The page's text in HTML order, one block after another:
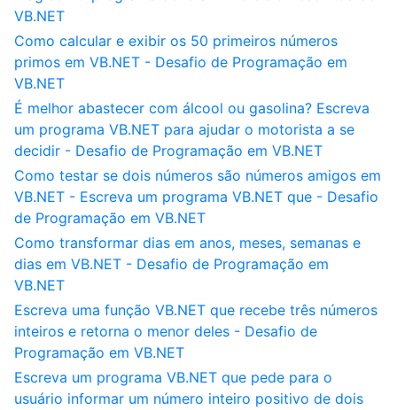
VB.NET
Como calcular e exibir os 50 primeiros números
primos em VB.NET - Desafio de Programação em
VB.NET
É melhor abastecer com álcool ou gasolina? Escreva
um programa VB.NET para ajudar o motorista a se
decidir - Desafio de Programação em VB.NET
Como testar se dois números são números amigos em
VB.NET - Escreva um programa VB.NET que - Desafio
de Programação em VB.NET
Como transformar dias em anos, meses, semanas e
dias em VB.NET - Desafio de Programação em
VB.NET
Escreva uma função VB.NET que recebe três números
inteiros e retorna o menor deles - Desafio de
Programação em VB.NET
Escreva um programa VB.NET que pede para o
usuário informar um número inteiro positivo de dois